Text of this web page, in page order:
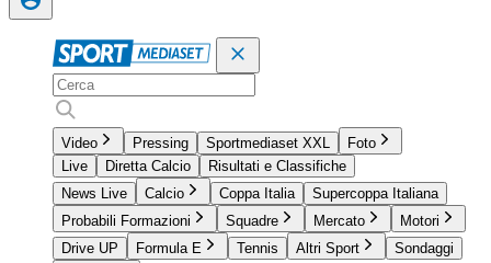
Video Pressing Sportmediaset XXL
Foto
Live
Diretta Calcio
Risultati e Classifiche
News Live
Calcio Coppa Italia
Supercoppa Italiana
Probabili Formazioni
Squadre Mercato
Motori
Drive UP
Formula E Tennis Altri Sport
Sondaggi